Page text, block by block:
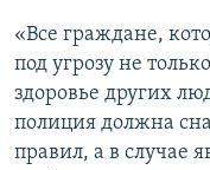
«Все граждане,
под угрозу не
здоровье других
полиция должна
правил, а в случае